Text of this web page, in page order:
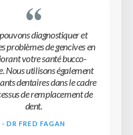
diagnostiquer et
problèmes de gencives en
votre santé bucco-
Nous utilisons également
dentaires dans le cadre
de remplacement de
dent.
- DR FRED FAGAN